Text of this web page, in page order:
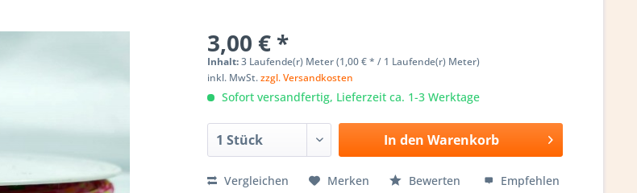
3,00 € *
Inhalt:3 Laufende(r) Meter (1,00 € * / 1 Laufende(r) Meter)
inkl. MwSt.zzgl. Versandkosten
Sofort versandfertig, Lieferzeit ca. 1-3 Werktage
In den Warenkorb
Vergleichen Merken Bewerten Empfehlen